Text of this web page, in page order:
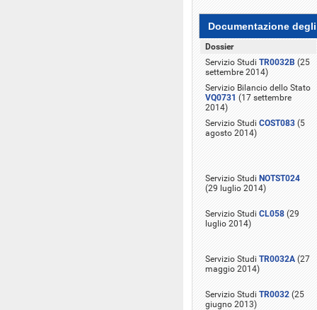
Documentazione
Dossier
Servizio Studi TR0032B (25
settembre 2014)
Servizio Bilancio dello Stato
VQ0731 (17 settembre
2014)
Servizio Studi COST083 (5
agosto 2014)
Servizio Studi NOTST024
(29 luglio 2014)
Servizio Studi CL058 (29
luglio 2014)
Servizio Studi TR0032A (27
maggio 2014)
Servizio Studi TR0032 (25
giugno 2013)